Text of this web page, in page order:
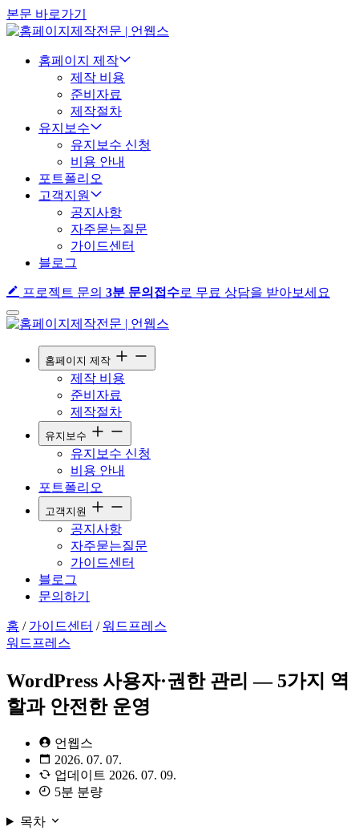
본문 바로가기
홈페이지 제작
제작 비용
준비자료
제작절차
유지보수
유지보수 신청
비용 안내
포트폴리오
고객지원
공지사항
자주묻는질문
가이드센터
블로그
프로젝트 문의 3분 문의접수로 무료 상담을 받아보세요
홈페이지 제작
제작 비용
준비자료
제작절차
유지보수
유지보수 신청
비용 안내
포트폴리오
고객지원
공지사항
자주묻는질문
가이드센터
블로그
문의하기
홈 / 가이드센터 / 워드프레스
워드프레스
WordPress 사용자·권한 관리 — 5가지 역
할과 안전한 운영
언웹스
2026. 07. 07.
업데이트 2026. 07. 09.
5분 분량
목차